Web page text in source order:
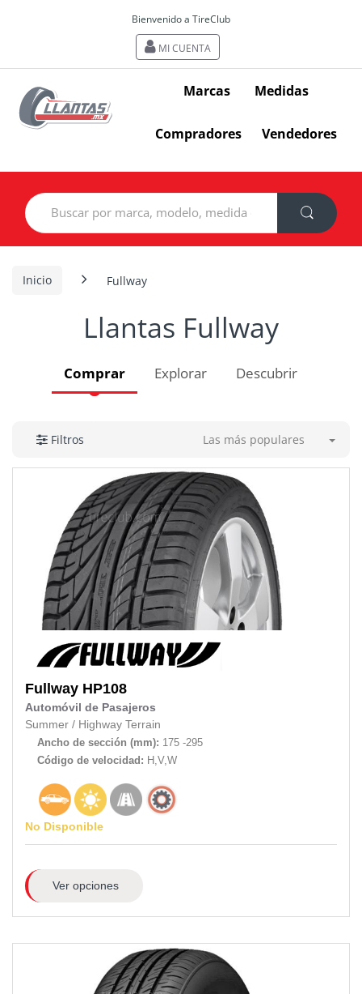
Bienvenido a TireClub
MI CUENTA
Marcas Medidas
Compradores Vendedores
Search
for:
Inicio Fullway
Llantas Fullway
Comprar Explorar Descubrir
Filtros Las más populares
Fullway HP108
Automóvil de Pasajeros
Summer / Highway Terrain
Ancho de sección (mm): 175 -295
Código de velocidad: H,V,W
No Disponible
Ver opciones